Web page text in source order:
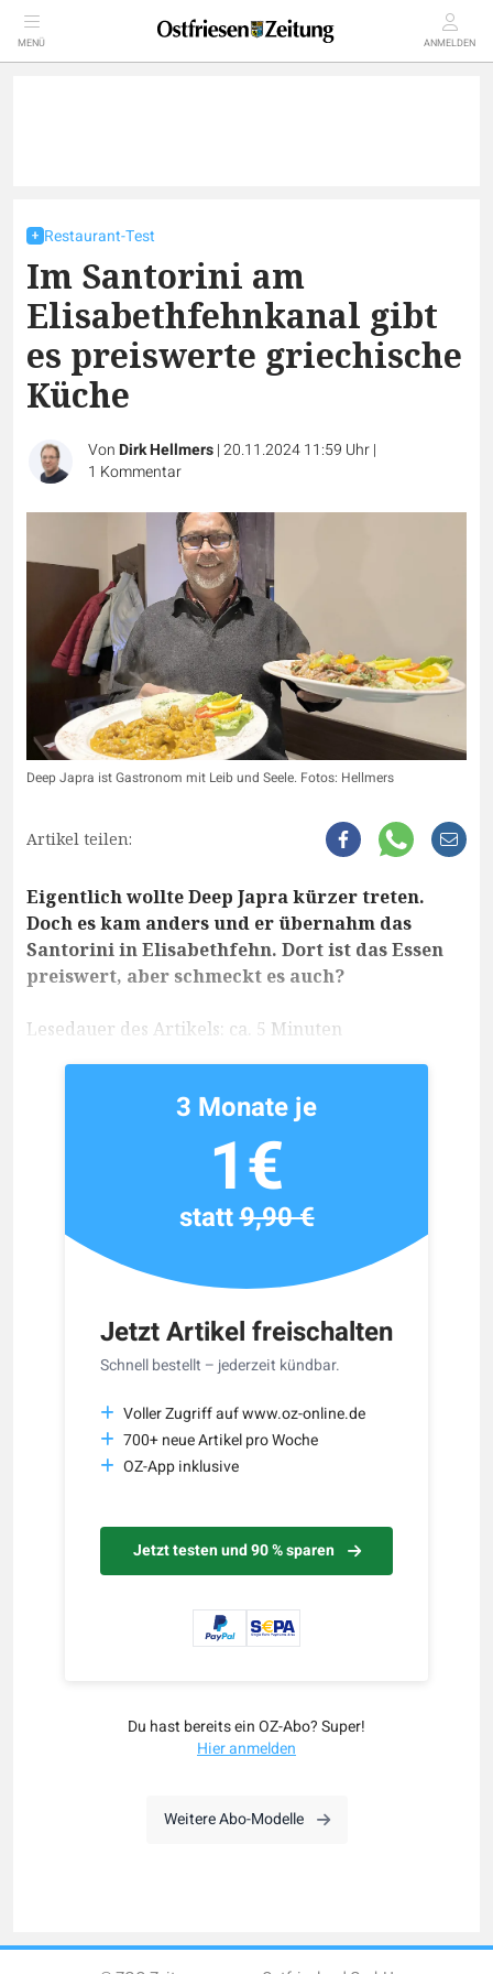
MENÜ ANMELDEN
Restaurant-Test
Im Santorini am
Elisabethfehnkanal gibt
es preiswerte griechische
Küche
VonDirk Hellmers|20.11.2024 11:59 Uhr|
1 Kommentar
Deep Japra ist Gastronom mit Leib und Seele. Fotos: Hellmers
Artikel teilen:
Eigentlich wollte Deep Japra kürzer treten.
Doch es kam anders und er übernahm das
Santorini in Elisabethfehn. Dort ist das Essen
preiswert, aber schmeckt es auch?
Lesedauer des Artikels: ca. 5 Minuten
Jetzt Artikel freischalten
Schnell bestellt – jederzeit kündbar.
Voller Zugriff auf www.oz-online.de
700+ neue Artikel pro Woche
OZ-App inklusive
Jetzt testen und 90 % sparen
3 Monate je
1€
statt9,90 €
Du hast bereits ein OZ-Abo? Super!
Hier anmelden
Weitere Abo-Modelle